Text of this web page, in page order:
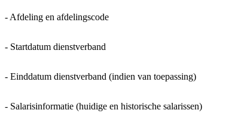
- Afdeling en afdelingscode
- Startdatum dienstverband
- Einddatum dienstverband (indien van toepassing)
- Salarisinformatie (huidige en historische salarissen)